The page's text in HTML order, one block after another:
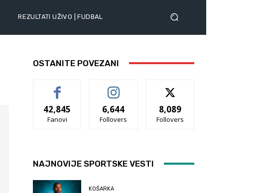
REZULTATI UŽIVO | FUDBAL
OSTANITE POVEZANI
42,845
Fanovi
6,644
Follovers
8,089
Follovers
NAJNOVIJE SPORTSKE VESTI
KOŠARKA